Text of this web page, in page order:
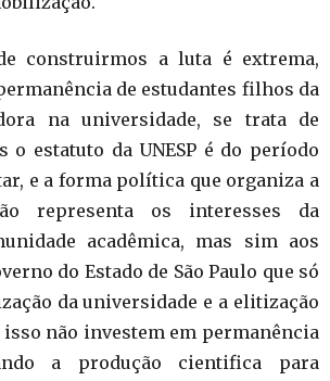
construirmos a luta é extrema,
de estudantes filhos da
na universidade, se trata de
o estatuto da UNESP é do período
e a forma política que organiza a
representa os interesses da
acadêmica, mas sim aos
do Estado de São Paulo que só
da universidade e a elitização
não investem em permanência
a produção cientifica para